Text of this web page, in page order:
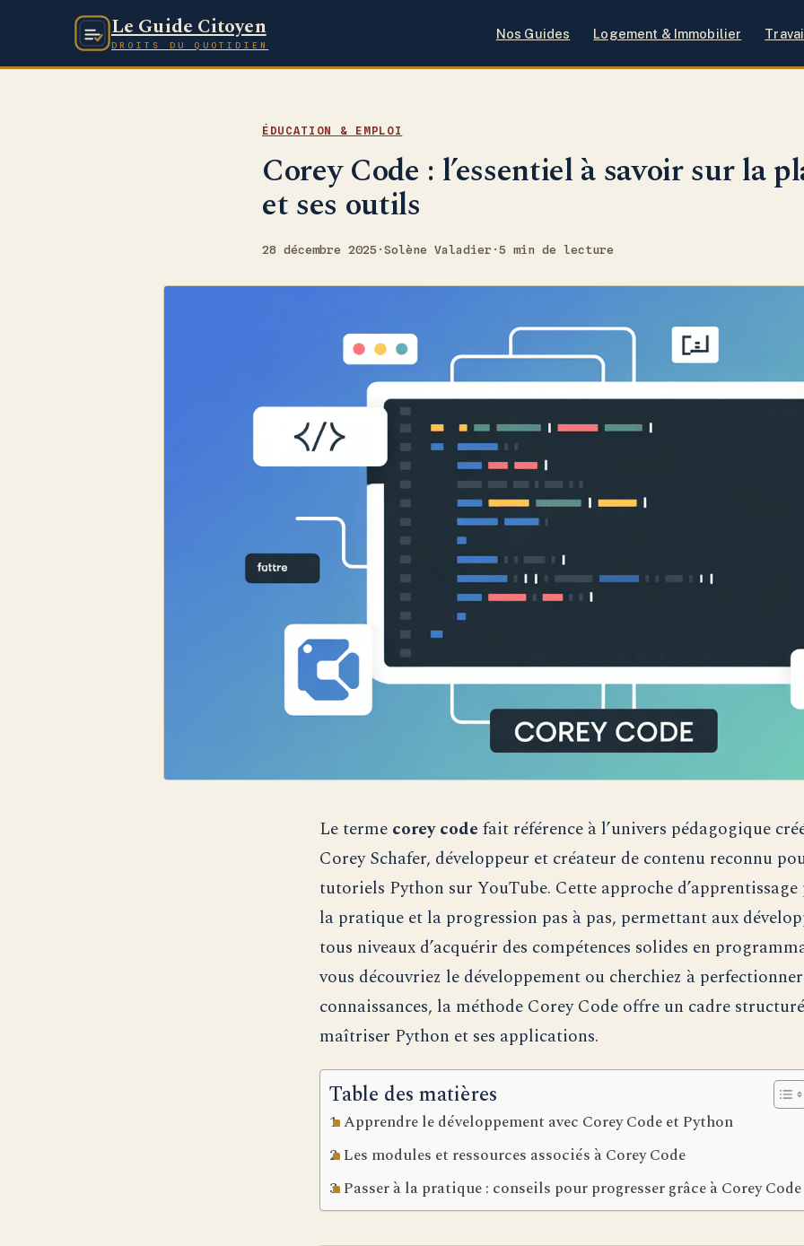
Le Guide Citoyen
DROITS DU QUOTIDIEN
Nos Guides Logement & Immobilier
ÉDUCATION & EMPLOI
Corey Code : l’essentiel à savoir sur la
et ses outils
28 décembre 2025 ·Solène Valadier ·5 min de lecture
Le terme corey code fait référence à l’univers pédagogique
Corey Schafer, développeur et créateur de contenu reconnu
tutoriels Python sur YouTube. Cette approche
la pratique et la progression pas à pas, permettant aux
tous niveaux d’acquérir des compétences solides en
vous découvriez le développement ou cherchiez à
connaissances, la méthode Corey Code offre un cadre
maîtriser Python et ses applications.
Table des matières
Apprendre le développement avec Corey Code et Python
Les modules et ressources associés à Corey Code
Passer à la pratique : conseils pour progresser grâce à Corey Code